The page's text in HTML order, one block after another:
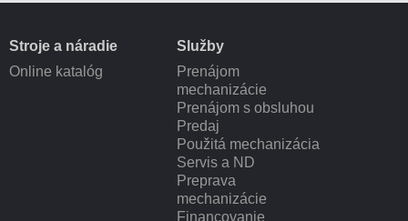
Stroje a náradie
Online katalóg
Služby
Prenájom
mechanizácie
Prenájom s obsluhou
Predaj
Použitá mechanizácia
Servis a ND
Preprava
mechanizácie
Financovanie